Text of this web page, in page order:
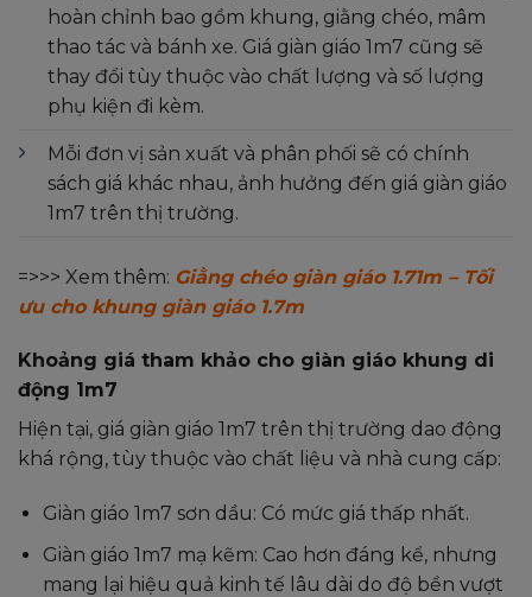
hoàn chỉnh bao gồm khung, giằng chéo, mâm
thao tác và bánh xe. Giá giàn giáo 1m7 cũng sẽ
thay đổi tùy thuộc vào chất lượng và số lượng
phụ kiện đi kèm.
Mỗi đơn vị sản xuất và phân phối sẽ có chính
sách giá khác nhau, ảnh hưởng đến giá giàn giáo
1m7 trên thị trường.
=>>> Xem thêm: Giằng chéo giàn giáo 1.71m – Tối
ưu cho khung giàn giáo 1.7m
Khoảng giá tham khảo cho giàn giáo khung di
động 1m7
Hiện tại, giá giàn giáo 1m7 trên thị trường dao động
khá rộng, tùy thuộc vào chất liệu và nhà cung cấp:
Giàn giáo 1m7 sơn dầu: Có mức giá thấp nhất.
Giàn giáo 1m7 mạ kẽm: Cao hơn đáng kể, nhưng
mang lại hiệu quả kinh tế lâu dài do độ bền vượt